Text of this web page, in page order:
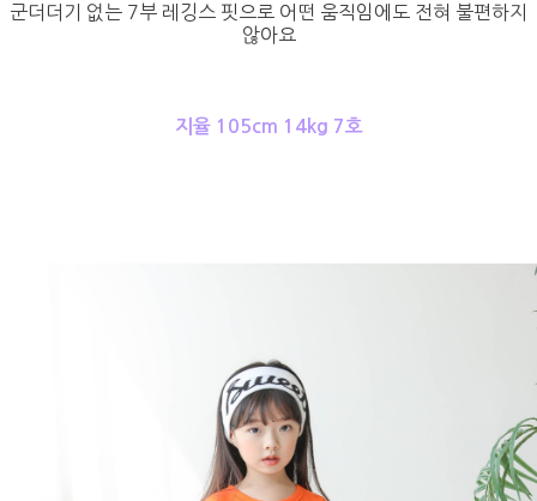
군더더기 없는 7부 레깅스 핏으로 어떤 움직임에도 전혀 불편하지
않아요
지율 105cm 14kg 7호